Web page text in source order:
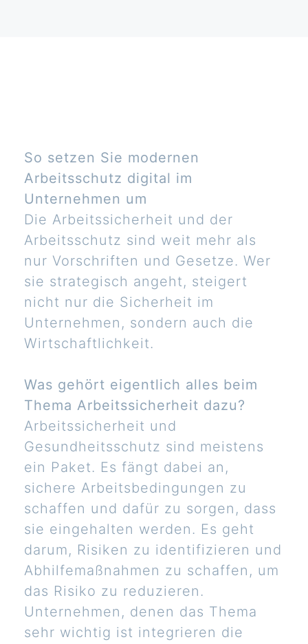
So setzen Sie modernen
Arbeitsschutz digital im
Unternehmen um
Die Arbeitssicherheit und der
Arbeitsschutz sind weit mehr als
nur Vorschriften und Gesetze. Wer
sie strategisch angeht, steigert
nicht nur die Sicherheit im
Unternehmen, sondern auch die
Wirtschaftlichkeit.
Was gehört eigentlich alles beim
Thema Arbeitssicherheit dazu?
Arbeitssicherheit und
Gesundheitsschutz sind meistens
ein Paket. Es fängt dabei an,
sichere Arbeitsbedingungen zu
schaffen und dafür zu sorgen, dass
sie eingehalten werden. Es geht
darum, Risiken zu identifizieren und
Abhilfemaßnahmen zu schaffen, um
das Risiko zu reduzieren.
Unternehmen, denen das Thema
sehr wichtig ist integrieren die